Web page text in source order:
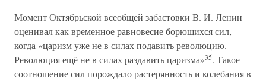
Момент Октябрьской всеобщей забастовки В. И. Ленин
оценивал как временное равновесие борющихся сил,
когда «царизм уже не в силах подавить революцию.
Революция ещё не в силах раздавить царизма»35. Такое
соотношение сил порождало растерянность и колебания в